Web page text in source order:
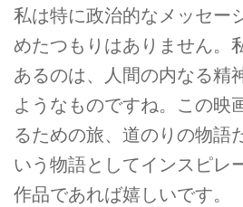
私は特に政治的なメッセー
めたつもりはありません。
あるのは、人間の内なる精
ようなものですね。この映
るための旅、道のりの物語
いう物語としてインスピレ
作品であれば嬉しいです。